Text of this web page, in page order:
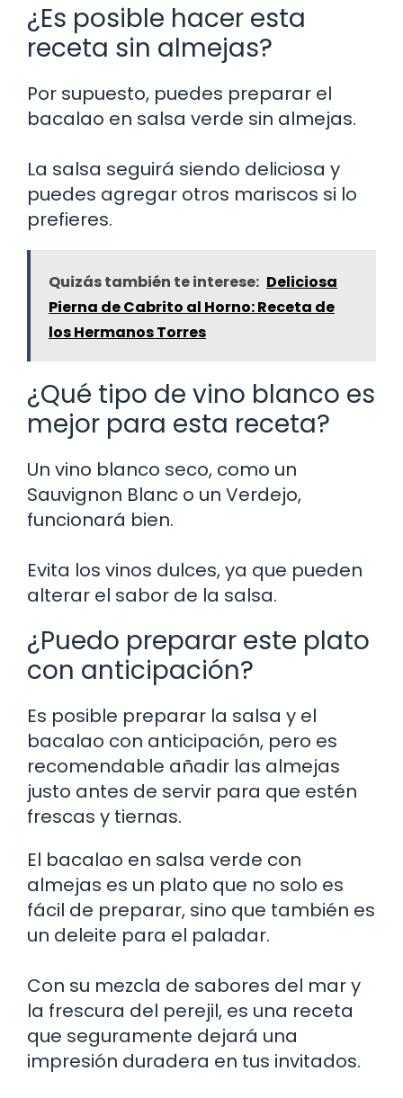
¿Es posible hacer esta
receta sin almejas?
Por supuesto, puedes preparar el
bacalao en salsa verde sin almejas.
La salsa seguirá siendo deliciosa y
puedes agregar otros mariscos si lo
prefieres.
Quizás también te interese: Deliciosa
Pierna de Cabrito al Horno: Receta de
los Hermanos Torres
¿Qué tipo de vino blanco es
mejor para esta receta?
Un vino blanco seco, como un
Sauvignon Blanc o un Verdejo,
funcionará bien.
Evita los vinos dulces, ya que pueden
alterar el sabor de la salsa.
¿Puedo preparar este plato
con anticipación?
Es posible preparar la salsa y el
bacalao con anticipación, pero es
recomendable añadir las almejas
justo antes de servir para que estén
frescas y tiernas.
El bacalao en salsa verde con
almejas es un plato que no solo es
fácil de preparar, sino que también es
un deleite para el paladar.
Con su mezcla de sabores del mar y
la frescura del perejil, es una receta
que seguramente dejará una
impresión duradera en tus invitados.